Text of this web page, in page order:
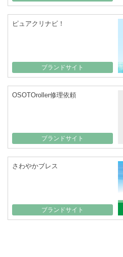
ピュアクリナビ！
ブランドサイト
OSOTOroller修理依頼
ブランドサイト
さわやかブレス
ブランドサイト